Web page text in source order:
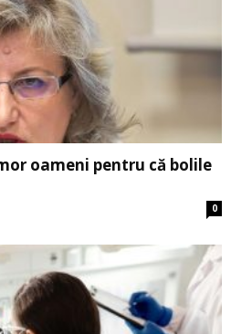
oameni pentru că bolile
0